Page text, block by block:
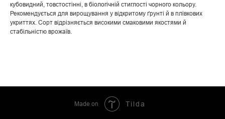
кубовидний, товстостінні, в біологічній стиглості чорного кольору.
Рекомендується для вирощування у відкритому ґрунті й в плівкових
укриттях. Сорт відрізняється високими смаковими якостями й
стабільністю врожаїв.
Made on Tilda